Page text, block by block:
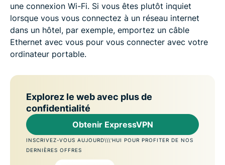
une connexion Wi-Fi. Si vous êtes plutôt inquiet
lorsque vous vous connectez à un réseau internet
dans un hôtel, par exemple, emportez un câble
Ethernet avec vous pour vous connecter avec votre
ordinateur portable.
Explorez le web avec plus de
confidentialité
Obtenir ExpressVPN
INSCRIVEZ-VOUS AUJOURD\\\'HUI POUR PROFITER DE NOS
DERNIÈRES OFFRES